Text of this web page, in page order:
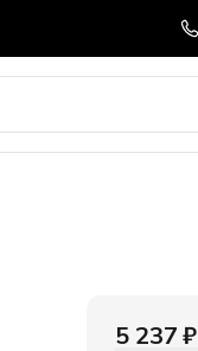
5 237 ₽